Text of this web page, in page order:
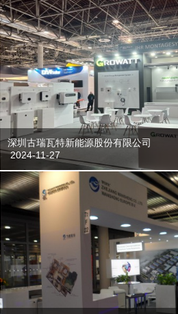
深圳古瑞瓦特新能源股份有限公司
2024-11-27